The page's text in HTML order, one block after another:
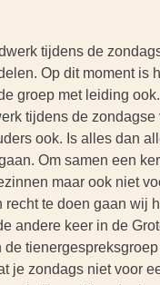
tijdens de
Op dit moment
groep met leiding
tijdens de
ook. Is alles dan
Om samen een
maar ook niet
te doen gaan
andere keer in de
je zondags niet voor